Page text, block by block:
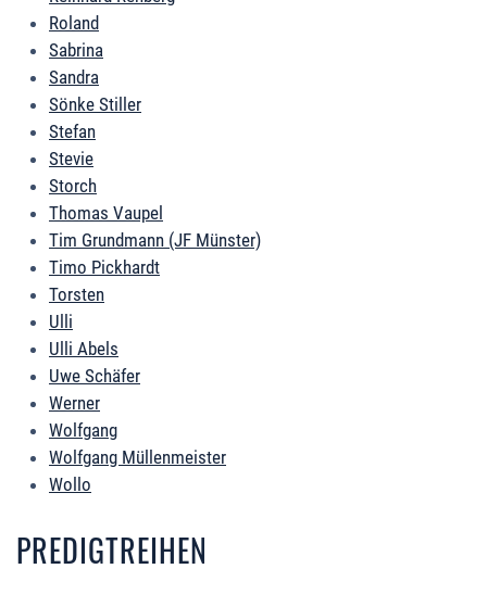
Roland
Sabrina
Sandra
Sönke Stiller
Stefan
Stevie
Storch
Thomas Vaupel
Tim Grundmann (JF Münster)
Timo Pickhardt
Torsten
Ulli
Ulli Abels
Uwe Schäfer
Werner
Wolfgang
Wolfgang Müllenmeister
Wollo
PREDIGTREIHEN